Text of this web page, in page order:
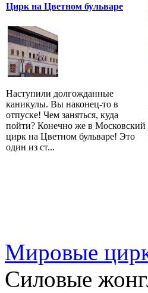
Цирк на Цветном бульваре
Наступили долгожданные
каникулы. Вы наконец-то в
отпуске! Чем заняться, куда
пойти? Конечно же в Московский
цирк на Цветном бульваре! Это
один из ст...
Мировые
Силовые